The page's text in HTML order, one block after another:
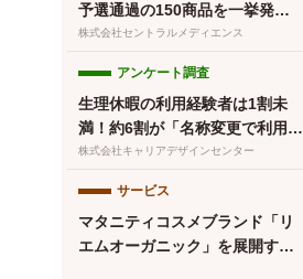
予選通過の150商品を一挙発
表！本日より特設サイトもオー
株式会社セントラルメディエンス
アンケート調査
生理休暇の利用経験者は1割未
満！約6割が「名称変更で利用し
やすくなる」と回答／『女の転
ト【第134回】
株式会社キャリアデザインセンター
サービス
マタニティコスメブランド「リ
エムオーガニック」を展開する